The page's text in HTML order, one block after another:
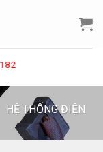
HỆ THỐNG ĐIỆN